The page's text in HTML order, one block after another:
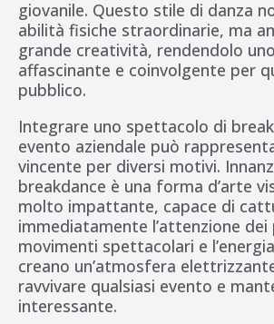
giovanile. Questo stile di danza
abilità fisiche straordinarie, ma
grande creatività, rendendolo
affascinante e coinvolgente per
pubblico.
Integrare uno spettacolo di
evento aziendale può
vincente per diversi motivi.
breakdance è una forma d’arte
molto impattante, capace di
immediatamente l’attenzione
movimenti spettacolari e
creano un’atmosfera
ravvivare qualsiasi evento e
interessante.